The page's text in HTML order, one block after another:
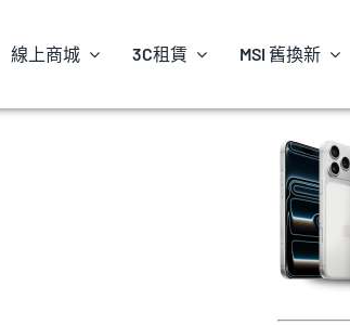
線上商城 3C租賃 MSI 舊換新